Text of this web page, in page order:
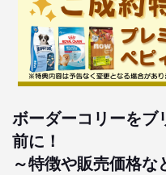
ボーダーコリーをブ
前に！
～特徴や販売価格